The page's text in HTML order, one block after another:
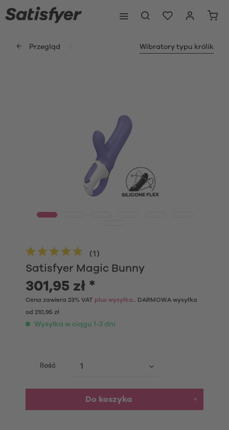
Przegląd Wibratory typu królik
Satisfyer Magic Bunny
(1 )
301,95 zł *
Cena zawiera 23% VAT plus wysyłka.. DARMOWA wysyłka
od 210,95 zł
Wysyłka w ciągu 1-2 dni
Ilość
Do koszyka